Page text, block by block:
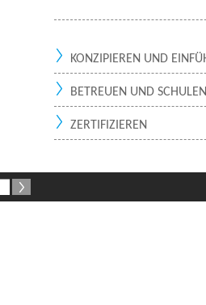
KONZIPIEREN UND
BETREUEN UND SCHULEN
ZERTIFIZIEREN